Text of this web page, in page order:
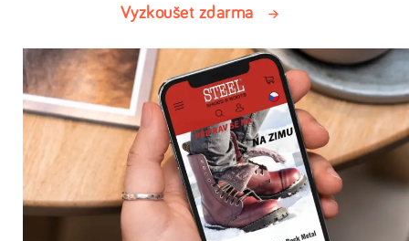
Vyzkoušet zdarma